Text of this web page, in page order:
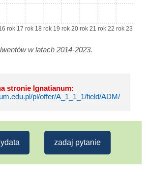
rok 17 rok 18 rok 19 rok 20 rok 21 rok 22 rok 23
w latach 2014-2023.
stronie Ignatianum:
pl/offer/A_1_1_1/field/ADM/
zadaj pytanie